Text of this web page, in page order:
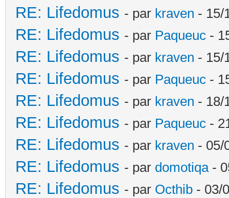
RE: Lifedomus - par kraven - 15/
RE: Lifedomus - par Paqueuc -
RE: Lifedomus - par kraven - 15/
RE: Lifedomus - par Paqueuc -
RE: Lifedomus - par kraven - 18/
RE: Lifedomus - par Paqueuc -
RE: Lifedomus - par kraven - 05/
RE: Lifedomus - par domotiqa-
RE: Lifedomus - par Octhib - 03/